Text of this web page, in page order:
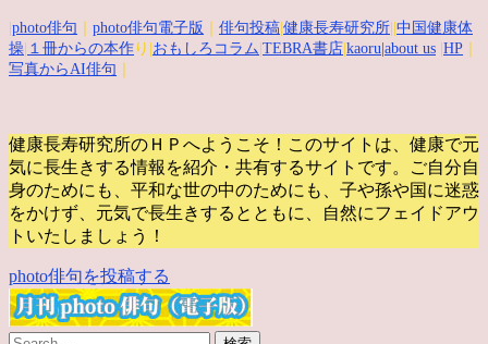
photo俳句 photo俳句電子版 俳句投稿 健康長寿研究所 中国健康体
操 １冊からの本作 り| おもしろコラム TEBRA書店 kaoru |about us HP
写真からAI俳句
健康長寿研究所のＨＰへようこそ！このサイトは、健康で元
気に長生きする情報を紹介・共有するサイトです。
ご自分自
身のためにも、平和な世の中のためにも、子や孫や国に迷惑
をかけず、元気で長生きするとともに、自然にフェイドアウ
トいたしましょう！
photo俳句を投稿する